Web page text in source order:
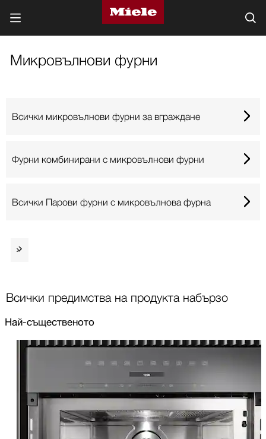
Микровълнови фурни
Всички микровълнови фурни за вграждане
Фурни комбинирани с микровълнови фурни
Всички Парови фурни с микровълнова фурна
Всички предимства на продукта набързо
Най-същественото